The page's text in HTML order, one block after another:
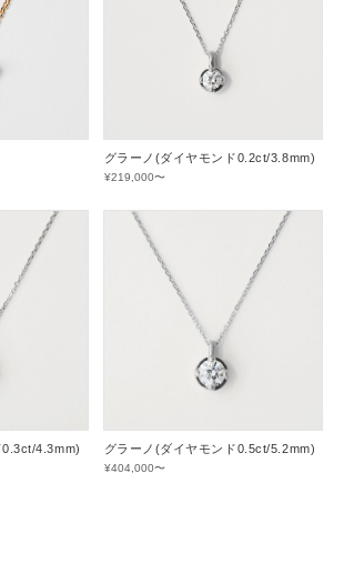
グラーノ(ダイヤモンド0.2ct/3.8mm)
¥219,000〜
0.3ct/4.3mm) グラーノ(ダイヤモンド0.5ct/5.2mm)
¥404,000〜